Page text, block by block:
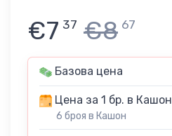
€7 37 €8 67
Базова цена
Цена за 1 бр. в Кашон
6 броя в Кашон